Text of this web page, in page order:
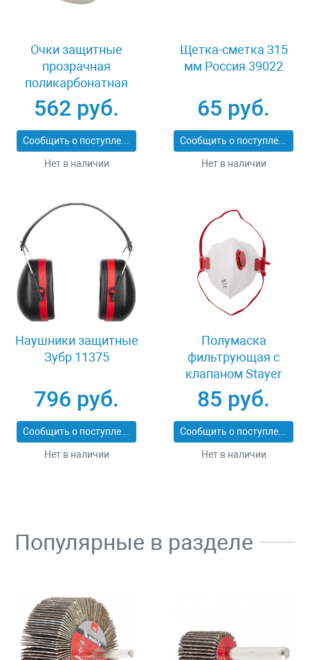
Очки защитные
прозрачная
поликарбонатная
монолинза ЗУБР
ЭКСПЕРТ 110310
562 руб.
Сообщить о поступлении
Нет в наличии
Щетка-сметка 315
мм Россия 39022
65 руб.
Сообщить о поступлении
Нет в наличии
Наушники защитные
Зубр 11375
796 руб.
Сообщить о поступлении
Нет в наличии
Полумаска
фильтрующая с
клапаном Stayer
MASTER 11116
85 руб.
Сообщить о поступлении
Нет в наличии
Популярные в разделе